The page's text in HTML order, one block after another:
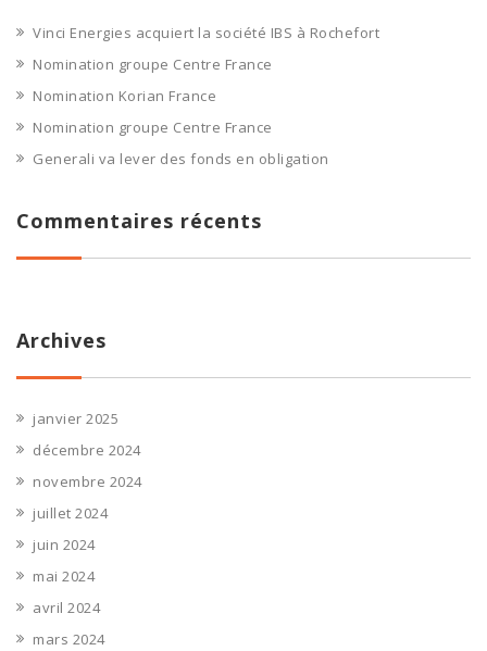
Vinci Energies acquiert la société IBS à Rochefort
Nomination groupe Centre France
Nomination Korian France
Nomination groupe Centre France
Generali va lever des fonds en obligation
Commentaires récents
Archives
janvier 2025
décembre 2024
novembre 2024
juillet 2024
juin 2024
mai 2024
avril 2024
mars 2024